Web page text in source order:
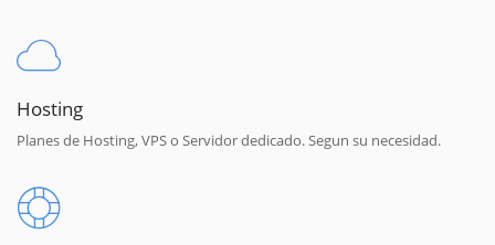
Hosting
Planes de Hosting, VPS o Servidor dedicado. Segun su necesidad.